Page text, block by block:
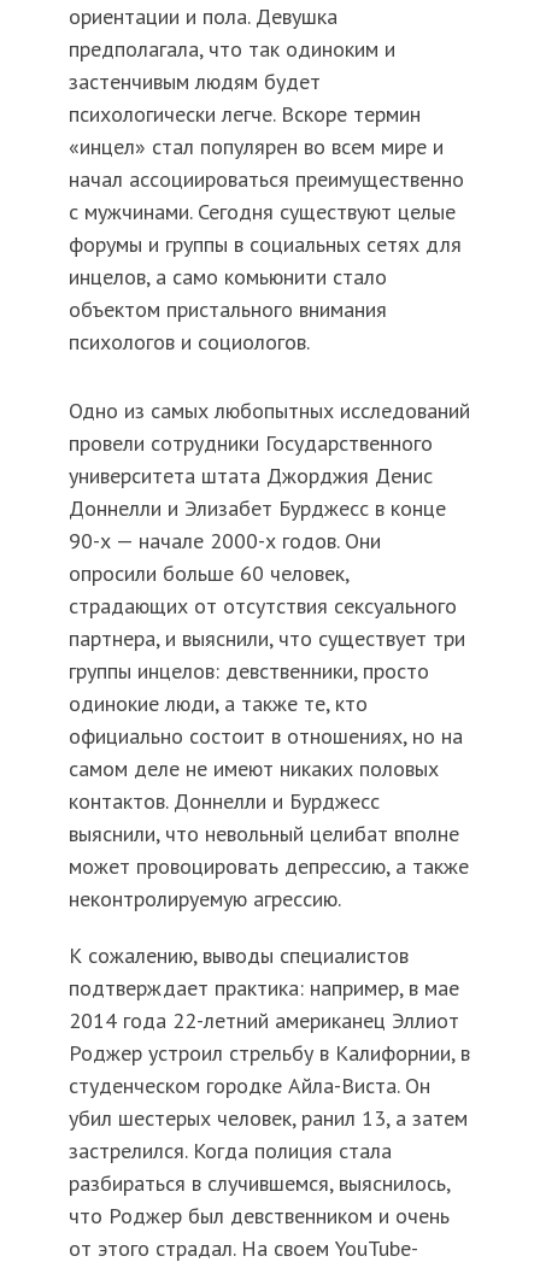
ориентации и пола. Девушка
предполагала, что так одиноким и
застенчивым людям будет
психологически легче. Вскоре термин
«инцел» стал популярен во всем мире и
начал ассоциироваться преимущественно
с мужчинами. Сегодня существуют целые
форумы и группы в социальных сетях для
инцелов, а само комьюнити стало
объектом пристального внимания
психологов и социологов.
Одно из самых любопытных исследований
провели сотрудники Государственного
университета штата Джорджия Денис
Доннелли и Элизабет Бурджесс в конце
90-х — начале 2000-х годов. Они
опросили больше 60 человек,
страдающих от отсутствия сексуального
партнера, и выяснили, что существует три
группы инцелов: девственники, просто
одинокие люди, а также те, кто
официально состоит в отношениях, но на
самом деле не имеют никаких половых
контактов. Доннелли и Бурджесс
выяснили, что невольный целибат вполне
может провоцировать депрессию, а также
неконтролируемую агрессию.
К сожалению, выводы специалистов
подтверждает практика: например, в мае
2014 года 22-летний американец Эллиот
Роджер устроил стрельбу в Калифорнии, в
студенческом городке Айла-Виста. Он
убил шестерых человек, ранил 13, а затем
застрелился. Когда полиция стала
разбираться в случившемся, выяснилось,
что Роджер был девственником и очень
от этого страдал. На своем YouTube-